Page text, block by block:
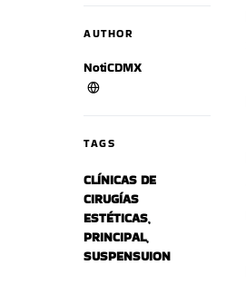
AUTHOR
NotiCDMX
TAGS
CLÍNICAS DE
CIRUGÍAS
ESTÉTICAS,
PRINCIPAL,
SUSPENSUION